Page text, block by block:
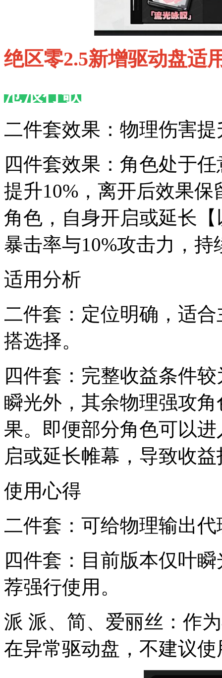
绝区零2.5新增驱动盘适
沧浪行歌
二件套效果：物理伤害提
四件套效果：角色处于
提升10%，离开后效果
角色，自身开启或延长
暴击率与10%攻击力，持
适用分析
二件套：定位明确，适
搭选择。
四件套：完整收益条件
瞬光外，其余物理强攻
果。即便部分角色可以
启或延长帷幕，导致收
使用心得
二件套：可给物理输出
四件套：目前版本仅叶
荐强行使用。
派 派、简、爱丽丝：作
在异常驱动盘，不建议